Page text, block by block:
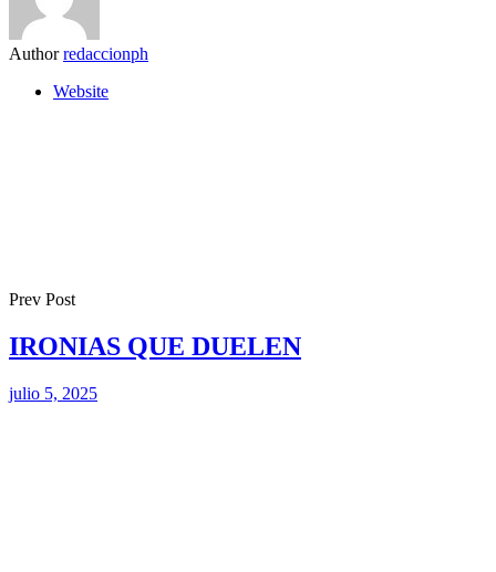
Author redaccionph
Website
Prev Post
IRONIAS QUE DUELEN
julio 5, 2025